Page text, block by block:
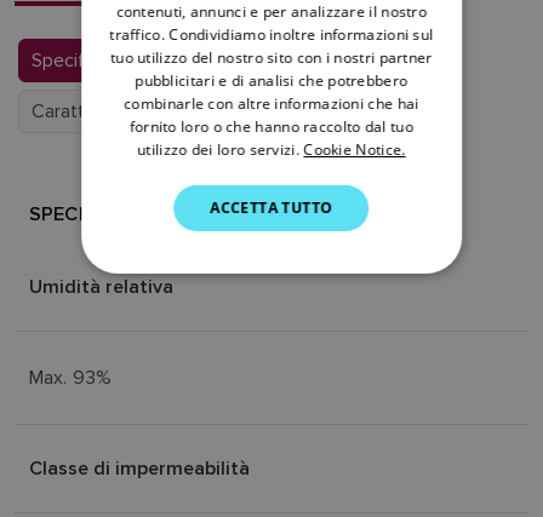
Specifiche ambientali Conformità
Caratteristiche fisiche Potenza
SPECIFICHE AMBIENTALI
Umidità relativa
Max. 93%
Classe di impermeabilità
DANISH
ITALIAN
SWEDISH
DUTCH
contenuti, annunci e per analizzare il nostro
traffico. Condividiamo inoltre informazioni sul
tuo utilizzo del nostro sito con i nostri partner
pubblicitari e di analisi che potrebbero
combinarle con altre informazioni che hai
fornito loro o che hanno raccolto dal tuo
utilizzo dei loro servizi. Cookie Notice.
ACCETTA TUTTO